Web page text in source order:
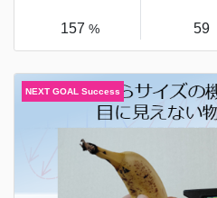
157 % 59